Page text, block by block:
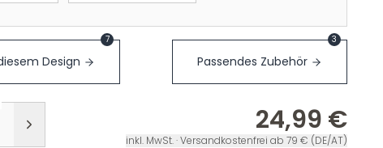
Design
7
Passendes Zubehör
3
24,99 €
inkl. MwSt. · Versandkostenfrei ab 79 € (DE/AT)